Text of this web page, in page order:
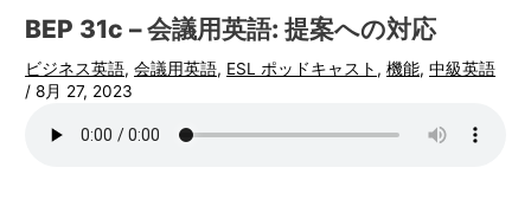
BEP 31c – 会議用英語: 提案への対応
ビジネス英語,会議用英語, ESL ポッドキャスト ,機能,中級英語
/8月 27, 2023